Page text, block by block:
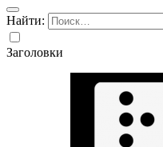
Найти:
Заголовки